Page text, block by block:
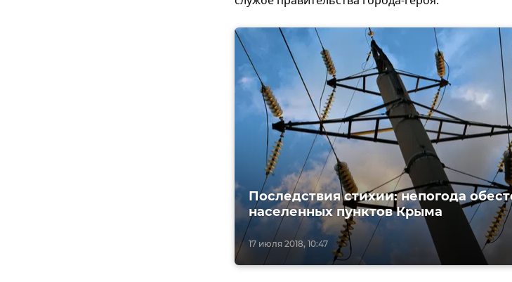
17 июля 2018, 10:47
Последствия стихии: непогода
населенных пунктов Крыма